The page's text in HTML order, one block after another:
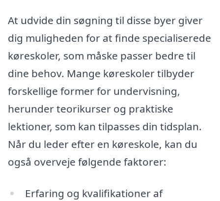
At udvide din søgning til disse byer giver
dig muligheden for at finde specialiserede
køreskoler, som måske passer bedre til
dine behov. Mange køreskoler tilbyder
forskellige former for undervisning,
herunder teorikurser og praktiske
lektioner, som kan tilpasses din tidsplan.
Når du leder efter en køreskole, kan du
også overveje følgende faktorer:
Erfaring og kvalifikationer af